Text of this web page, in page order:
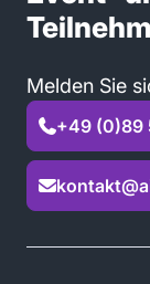
Melden Sie
+49 (0)89
